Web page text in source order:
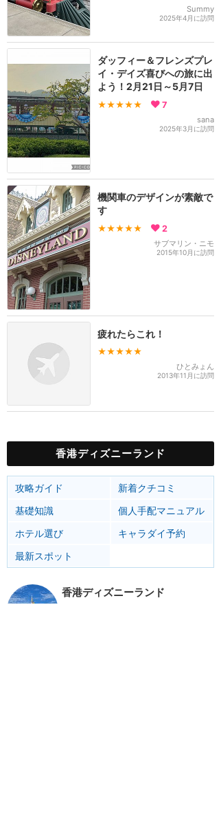
Summy
2025年4月に訪問
ダッフィー＆フレンズプレ
イ・デイズ喜びへの旅に出
よう！2月21日～5月7日
★★★★★ 7
sana
2025年3月に訪問
機関車のデザインが素敵で
す
★★★★★ 2
サブマリン・ニモ
2015年10月に訪問
疲れたらこれ！
★★★★★
ひとみょん
2013年11月に訪問
香港ディズニーランド
攻略ガイド
新着クチコミ
基礎知識
個人手配マニュアル
ホテル選び
キャラダイ予約
最新スポット
香港ディズニーランド